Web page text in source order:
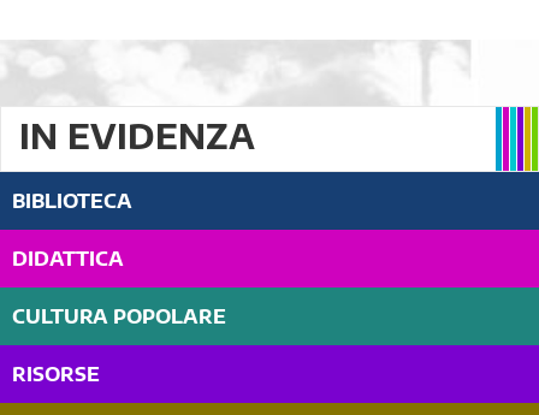
IN EVIDENZA
BIBLIOTECA
DIDATTICA
CULTURA POPOLARE
RISORSE